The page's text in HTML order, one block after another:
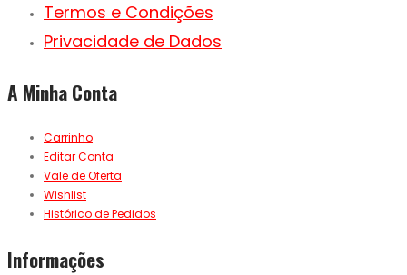
Termos e Condições
Privacidade de Dados
A Minha Conta
Carrinho
Editar Conta
Vale de Oferta
Wishlist
Histórico de Pedidos
Informações